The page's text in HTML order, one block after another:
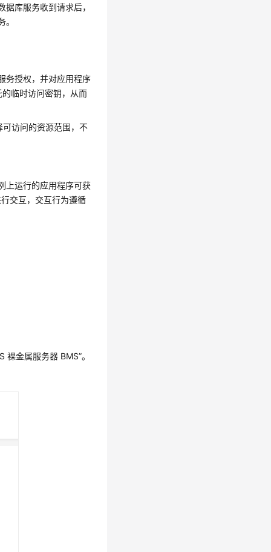
库服务收到请求后，
务授权，并对应用程序
临时访问密钥，从而
访问的资源范围，不
上运行的应用程序可获
交互，交互行为遵循
裸金属服务器 BMS”。